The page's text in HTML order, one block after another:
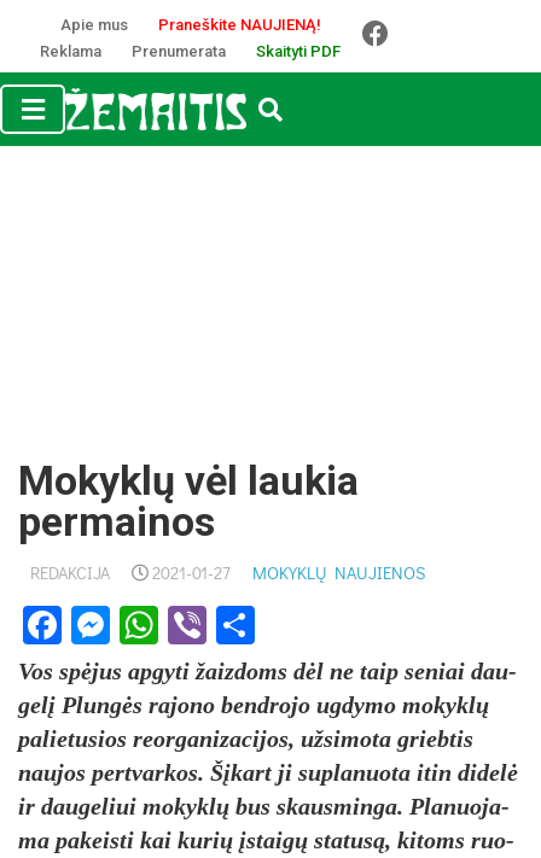
Apie mus
Praneškite NAUJIENĄ!
Reklama
Prenumerata Skaityti PDF
Mokyklų vėl laukia
permainos
REDAKCIJA 2021-01-27 MOKYKLŲ NAUJIENOS
Facebook
Messenger
WhatsApp
Viber
Vos spėjus ap­gy­ti žaiz­doms dėl ne taip se­niai dau­
gelį Plungės ra­jo­no bend­ro­jo ug­dy­mo mokyklų
pa­lie­tu­sios reor­ga­ni­za­ci­jos, už­si­mo­ta grieb­tis
nau­jos per­tvar­kos. Šįkart ji su­pla­nuo­ta itin di­delė
ir dau­ge­liui mo­kyklų bus skaus­min­ga. Pla­nuo­ja­
ma pa­keis­ti kai ku­rių įstaigų sta­tusą, ki­toms ruo­